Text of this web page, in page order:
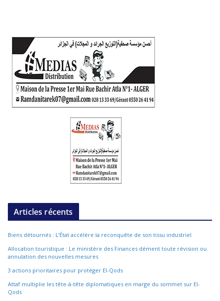
Articles récents
Biens détournés : L’État accélère la reconquête de son tissu industriel
Allocation touristique : Le ministère des Finances dément toute révision ou
annulation des nouvelles mesures
3 actions prioritaires pour protéger El-Qods
Attaf multiplie les tête-à-tête diplomatiques en marge du sommet sur El-
Qods